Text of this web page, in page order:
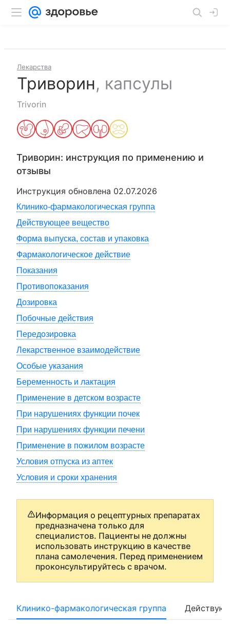
Лекарства
Триворин, капсулы
Trivorin
Триворин: инструкция по применению и
отзывы
Инструкция обновлена 02.07.2026
Клинико-фармакологическая группа
Действующее вещество
Форма выпуска, состав и упаковка
Фармакологическое действие
Показания
Противопоказания
Дозировка
Побочные действия
Передозировка
Лекарственное взаимодействие
Особые указания
Беременность и лактация
Применение в детском возрасте
При нарушениях функции почек
При нарушениях функции печени
Применение в пожилом возрасте
Условия отпуска из аптек
Условия и сроки хранения
Информация о рецептурных препаратах
предназначена только для
специалистов. Пациенты не должны
использовать инструкцию в качестве
плана самолечения. Перед применением
проконсультируйтесь с врачом.
Клинико-фармакологическая группа